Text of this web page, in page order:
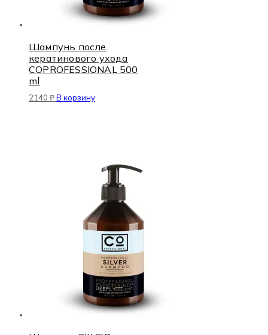
Шампунь после
кератинового ухода
COPROFESSIONAL 500
ml
2140 ₽В корзину